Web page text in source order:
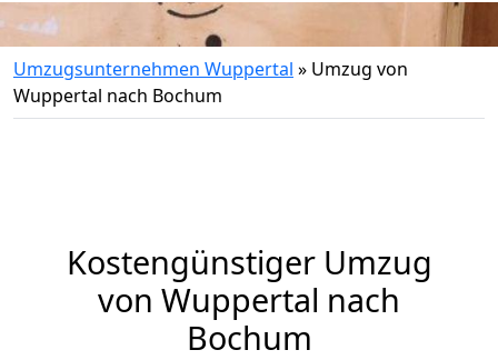
Umzugsunternehmen Wuppertal » Umzug von
Wuppertal nach Bochum
Kostengünstiger Umzug
von Wuppertal nach
Bochum